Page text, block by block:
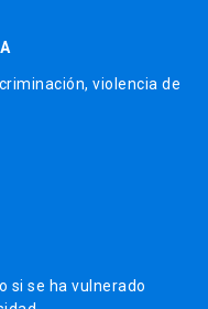
violencia de
si se ha vulnerado